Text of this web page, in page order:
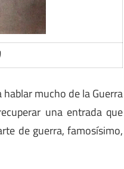
mucho de la Guerra
una entrada que
de guerra, famosísimo,